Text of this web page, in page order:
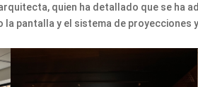
quien ha detallado que se ha
la pantalla y el sistema de proyecciones